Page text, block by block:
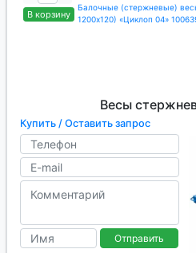
В корзину
Балочные (стержневые)
1200х120) «Циклоп 04»
Весы
Купить / Оставить запрос
Отправить